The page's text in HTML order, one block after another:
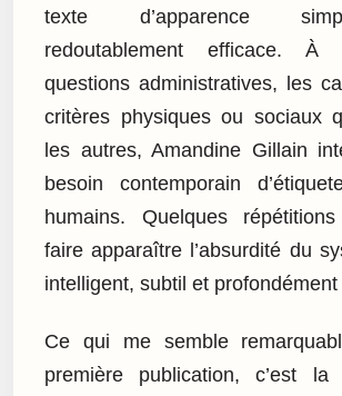
texte d’apparence
redoutablement efficace. À
questions administratives, les
critères physiques ou sociaux
les autres, Amandine Gillain
besoin contemporain
humains. Quelques
faire apparaître l’absurdité du
intelligent, subtil et
Ce qui me semble
première publication, c’est